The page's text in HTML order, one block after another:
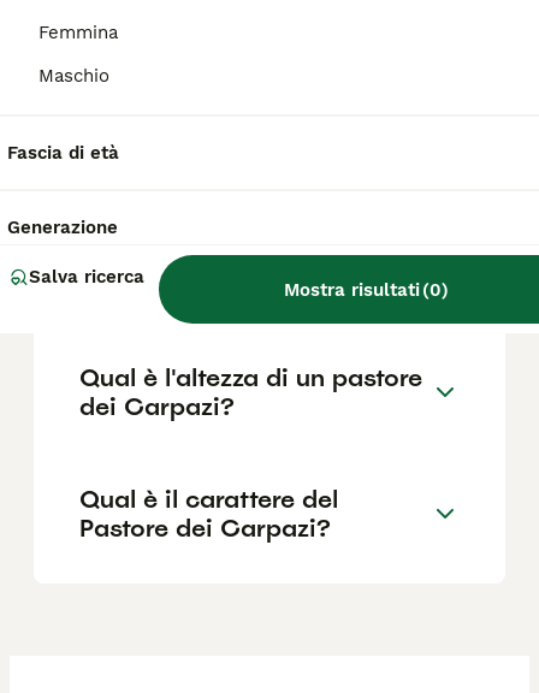
Femmina
Maschio
Fascia di età
Generazione
Salva ricerca
Mostra risultati(0)
esposizione costano di più. In Italia la razza
cuccioli proviene da allevamenti rumeni, con
considera il mantenimento di un cane che
Che cos'è il cane da pastore
dei Carpazi?
Qual è l'altezza di un pastore
dei Carpazi?
Qual è il carattere del
Pastore dei Carpazi?